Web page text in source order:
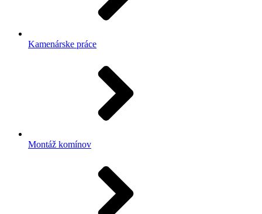
Kamenárske práce
Montáž komínov